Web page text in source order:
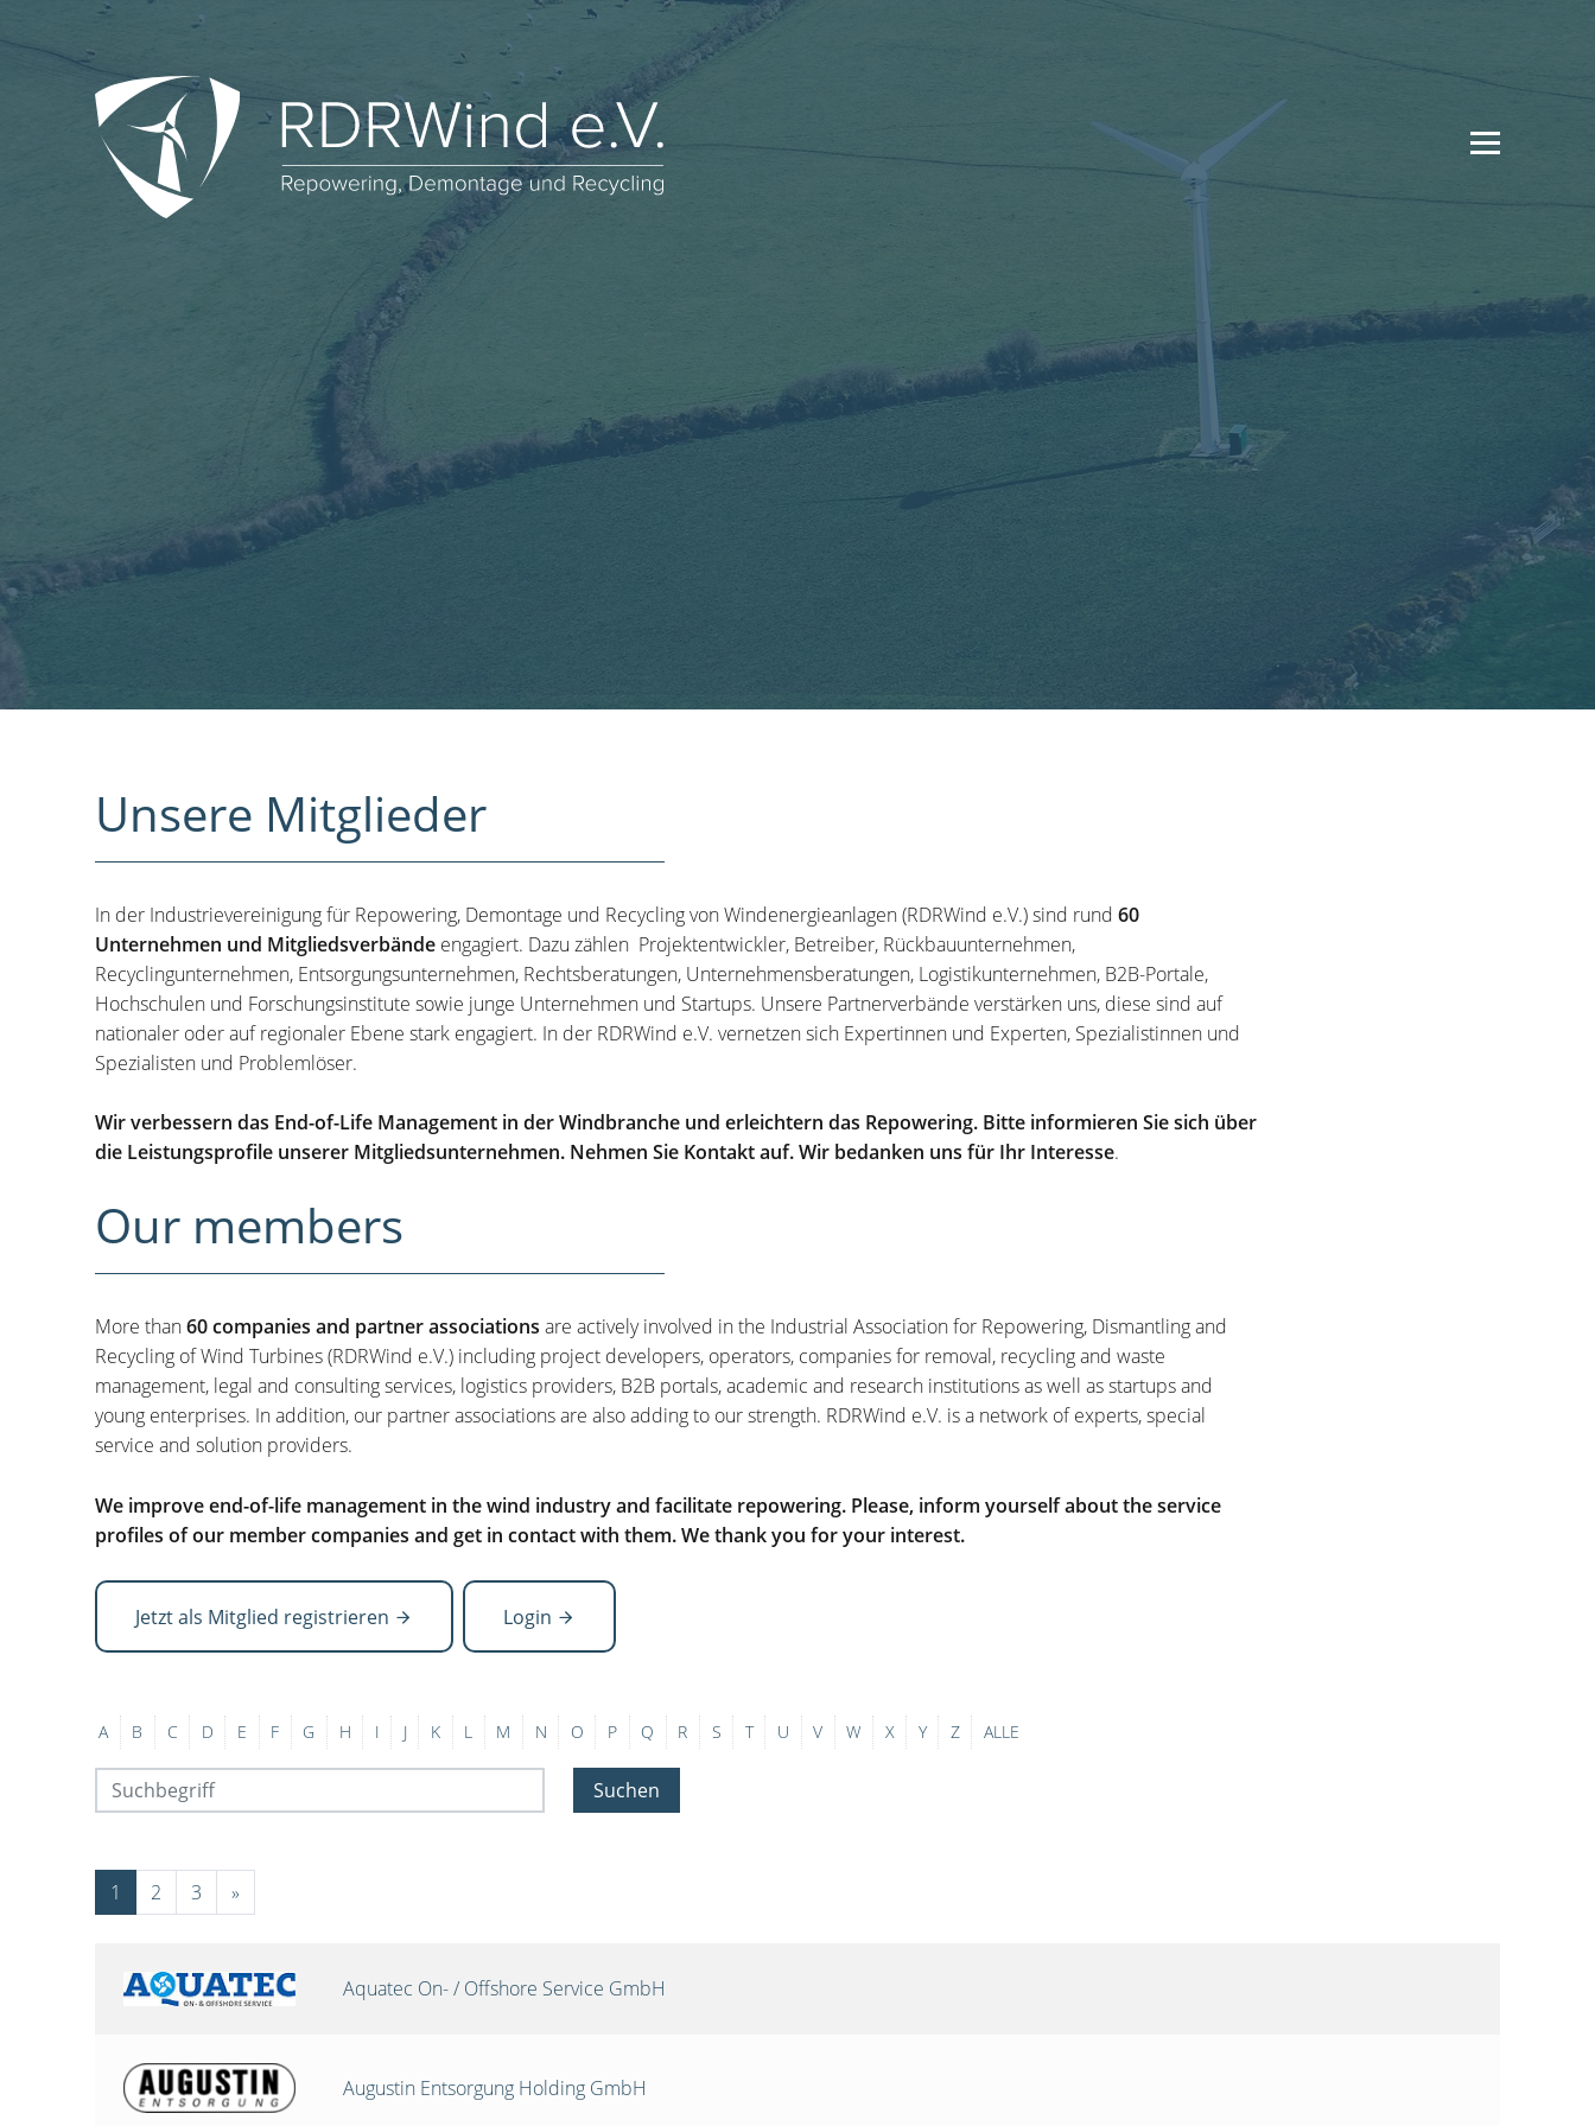
Unsere Mitglieder
In der Industrievereinigung für Repowering, Demontage und Recycling von Windenergieanlagen (RDRWind e.V.) sind rund 60
Unternehmen und Mitgliedsverbände engagiert. Dazu zählen Projektentwickler, Betreiber, Rückbauunternehmen,
Recyclingunternehmen, Entsorgungsunternehmen, Rechtsberatungen, Unternehmensberatungen, Logistikunternehmen, B2B-Portale,
Hochschulen und Forschungsinstitute sowie junge Unternehmen und Startups. Unsere Partnerverbände verstärken uns, diese sind auf
nationaler oder auf regionaler Ebene stark engagiert. In der RDRWind e.V. vernetzen sich Expertinnen und Experten, Spezialistinnen und
Spezialisten und Problemlöser.
Wir verbessern das End-of-Life Management in der Windbranche und erleichtern das Repowering. Bitte informieren Sie sich über
die Leistungsprofile unserer Mitgliedsunternehmen. Nehmen Sie Kontakt auf. Wir bedanken uns für Ihr Interesse.
Our members
More than60 companies and partner associations are actively involved in the Industrial Association for Repowering, Dismantling and
Recycling of Wind Turbines (RDRWind e.V.) including project developers, operators, companies for removal, recycling and waste
management, legal and consulting services, logistics providers, B2B portals, academic and research institutions as well as startups and
young enterprises. In addition, our partner associations are also adding to our strength. RDRWind e.V. is a network of experts, special
service and solution providers.
We improve end-of-life management in the wind industry and facilitate repowering. Please, inform yourself about the service
profiles of our member companies and get in contact with them. We thank you for your interest.
Jetzt als Mitglied registrieren Login
A B C D E F G H I J K L M N O P Q R S T U V W X Y Z ALLE
Suchen
1 2 3 »
Aquatec On- / Offshore Service GmbH
Augustin Entsorgung Holding GmbH